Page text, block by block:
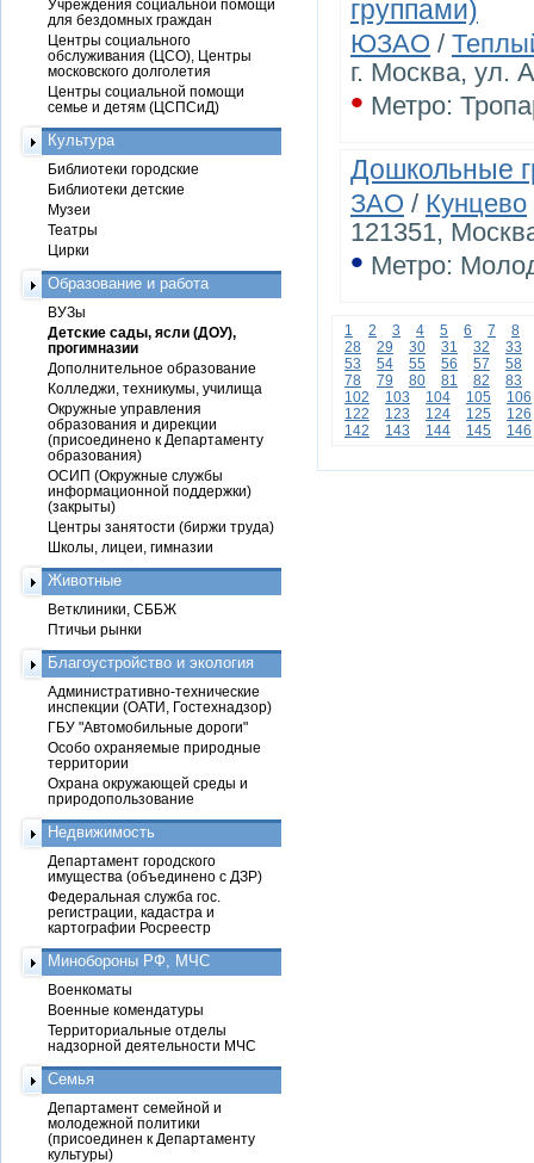
группами)
ЮЗАО /
г. Москва, ул.
• Метро:
Дошкольные
ЗАО / Кунцево
121351,
• Метро:
1 2 3 4 5 6 7
8
28
29 30 31 32
33
53
54 55 56 57
58
78
79 80 81 82
83
102
103 104 105
106
122
123 124 125
126
142
143 144 145 146
Учреждения социальной помощи
для бездомных граждан
Центры социального
обслуживания (ЦСО), Центры
московского долголетия
Центры социальной помощи
семье и детям (ЦСПСиД)
Культура
Библиотеки городские
Библиотеки детские
Музеи
Театры
Цирки
Образование и работа
ВУЗы
Детские сады, ясли (ДОУ),
прогимназии
Дополнительное образование
Колледжи, техникумы, училища
Окружные управления
образования и дирекции
(присоединено к Департаменту
образования)
ОСИП (Окружные службы
информационной поддержки)
(закрыты)
Центры занятости (биржи труда)
Школы, лицеи, гимназии
Животные
Ветклиники, СББЖ
Птичьи рынки
Благоустройство и экология
Административно-технические
инспекции (ОАТИ, Гостехнадзор)
ГБУ "Автомобильные дороги"
Особо охраняемые природные
территории
Охрана окружающей среды и
природопользование
Недвижимость
Департамент городского
имущества (объединено с ДЗР)
Федеральная служба гос.
регистрации, кадастра и
картографии Росреестр
Минобороны РФ, МЧС
Военкоматы
Военные комендатуры
Территориальные отделы
надзорной деятельности МЧС
Семья
Департамент семейной и
молодежной политики
(присоединен к Департаменту
культуры)